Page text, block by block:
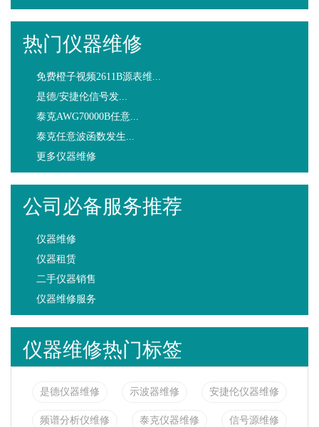
热门仪器维修
免费橙子视频2611B源表维...
是德/安捷伦信号发...
泰克AWG70000B任意...
泰克任意波函数发生...
更多仪器维修
公司必备服务推荐
仪器维修
仪器租赁
二手仪器销售
仪器维修服务
仪器维修热门标签
是德仪器维修 示波器维修 安捷伦仪器维修
频谱分析仪维修 泰克仪器维修 信号源维修